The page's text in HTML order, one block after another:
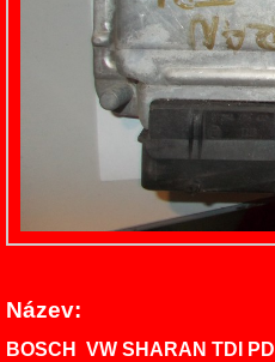
Název:
BOSCH VW SHARAN TDI PD